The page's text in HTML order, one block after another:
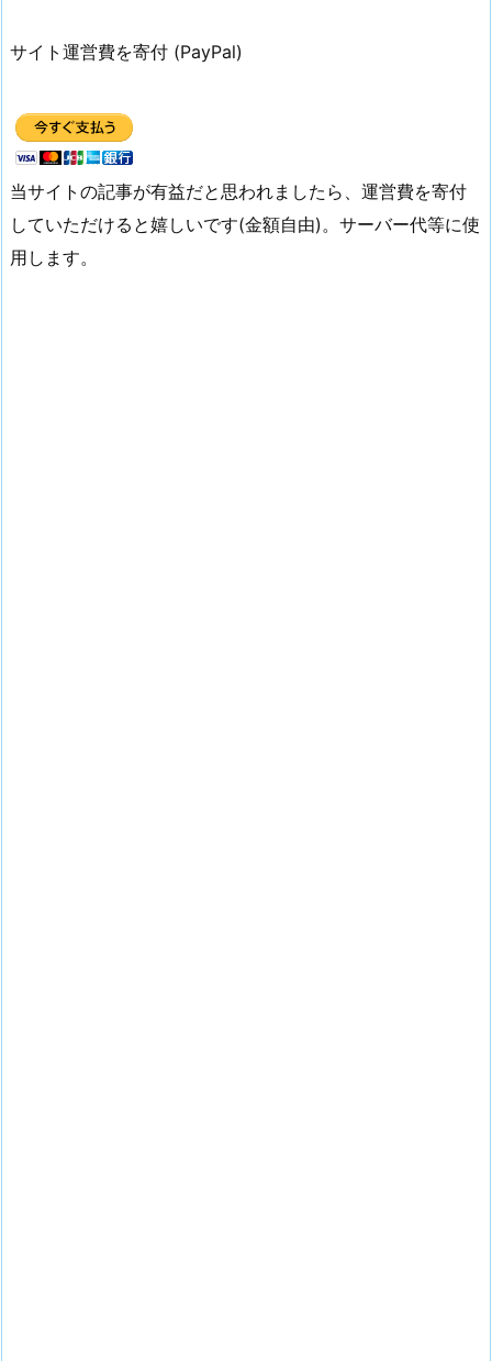
サイト運営費を寄付 (PayPal)
当サイトの記事が有益だと思われましたら、運営費を寄付
していただけると嬉しいです(金額自由)。サーバー代等に使
用します。